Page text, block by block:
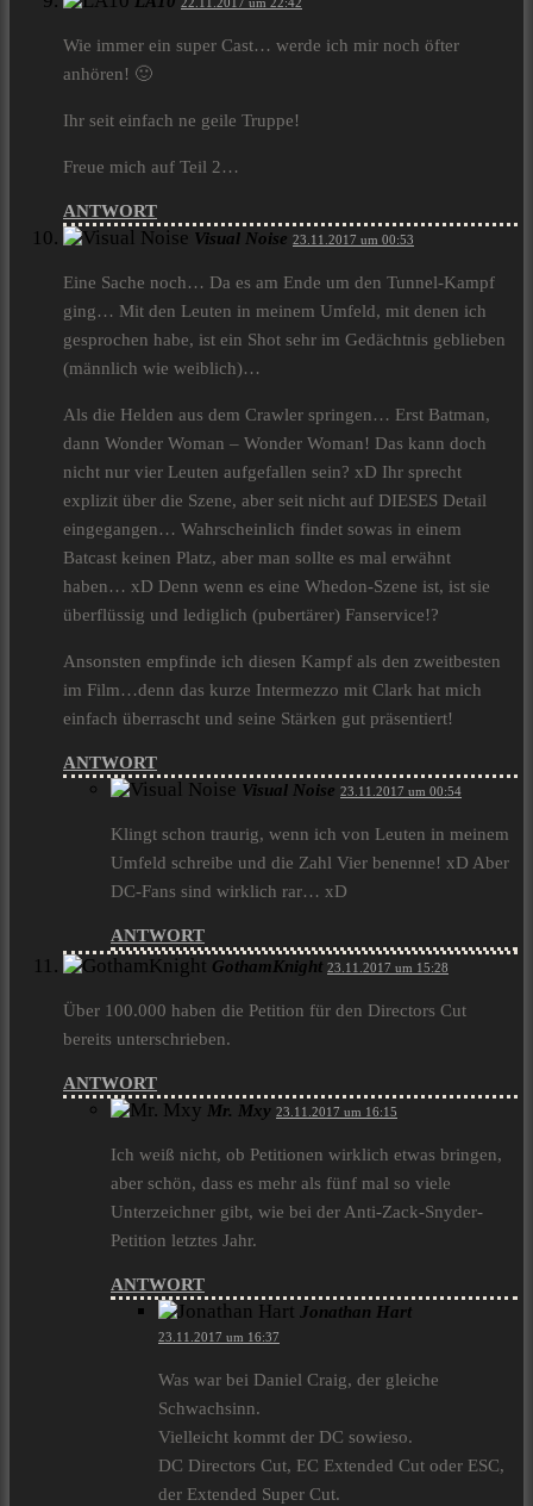
Wie immer ein super Cast… werde ich mir noch öfter
anhören! 🙂
Ihr seit einfach ne geile Truppe!
Freue mich auf Teil 2…
ANTWORT
Visual Noise 23.11.2017 um 00:53
Eine Sache noch… Da es am Ende um den Tunnel-Kampf
ging… Mit den Leuten in meinem Umfeld, mit denen ich
gesprochen habe, ist ein Shot sehr im Gedächtnis geblieben
(männlich wie weiblich)…
Als die Helden aus dem Crawler springen… Erst Batman,
dann Wonder Woman – Wonder Woman! Das kann doch
nicht nur vier Leuten aufgefallen sein? xD Ihr sprecht
explizit über die Szene, aber seit nicht auf DIESES Detail
eingegangen… Wahrscheinlich findet sowas in einem
Batcast keinen Platz, aber man sollte es mal erwähnt
haben… xD Denn wenn es eine Whedon-Szene ist, ist sie
überflüssig und lediglich (pubertärer) Fanservice!?
Ansonsten empfinde ich diesen Kampf als den zweitbesten
im Film…denn das kurze Intermezzo mit Clark hat mich
einfach überrascht und seine Stärken gut präsentiert!
ANTWORT
Visual Noise 23.11.2017 um 00:54
Klingt schon traurig, wenn ich von Leuten in meinem
Umfeld schreibe und die Zahl Vier benenne! xD Aber
DC-Fans sind wirklich rar… xD
ANTWORT
GothamKnight 23.11.2017 um 15:28
Über 100.000 haben die Petition für den Directors Cut
bereits unterschrieben.
ANTWORT
Mr. Mxy 23.11.2017 um 16:15
Ich weiß nicht, ob Petitionen wirklich etwas bringen,
aber schön, dass es mehr als fünf mal so viele
Unterzeichner gibt, wie bei der Anti-Zack-Snyder-
Petition letztes Jahr.
ANTWORT
Jonathan Hart
23.11.2017 um 16:37
Was war bei Daniel Craig, der gleiche
Schwachsinn.
Vielleicht kommt der DC sowieso.
DC Directors Cut, EC Extended Cut oder ESC,
der Extended Super Cut.